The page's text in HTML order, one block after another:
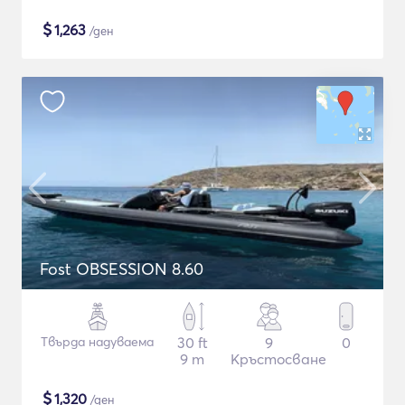
$1,263 /ден
Fost OBSESSION 8.60
Твърда надуваема
30 ft
9 m
9
Кръстосване
0
$1,320 /ден